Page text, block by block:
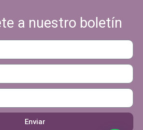
a nuestro boletín
Enviar